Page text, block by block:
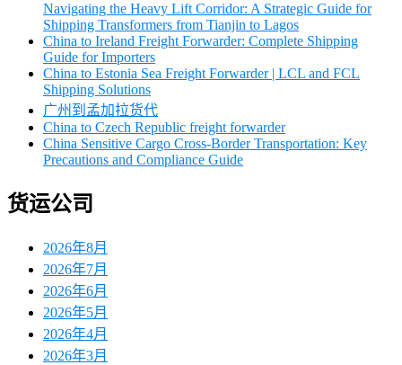
Navigating the Heavy Lift Corridor: A Strategic Guide for
Shipping Transformers from Tianjin to Lagos
China to Ireland Freight Forwarder: Complete Shipping
Guide for Importers
China to Estonia Sea Freight Forwarder | LCL and FCL
Shipping Solutions
广州到孟加拉货代
China to Czech Republic freight forwarder
China Sensitive Cargo Cross-Border Transportation: Key
Precautions and Compliance Guide
货运公司
2026年8月
2026年7月
2026年6月
2026年5月
2026年4月
2026年3月